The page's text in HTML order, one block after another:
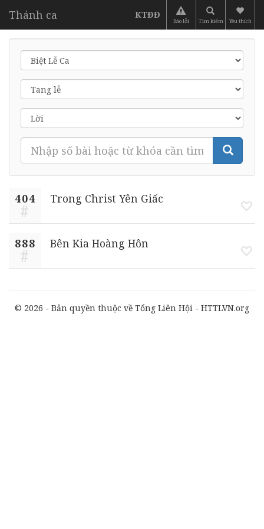
Thánh ca KTĐĐ
Báo lỗi Tìm kiếm Yêu thích
404 Trong Christ Yên Giấc
888 Bên Kia Hoàng Hôn
© 2026 - Bản quyền thuộc về Tổng Liên Hội - HTTLVN.org